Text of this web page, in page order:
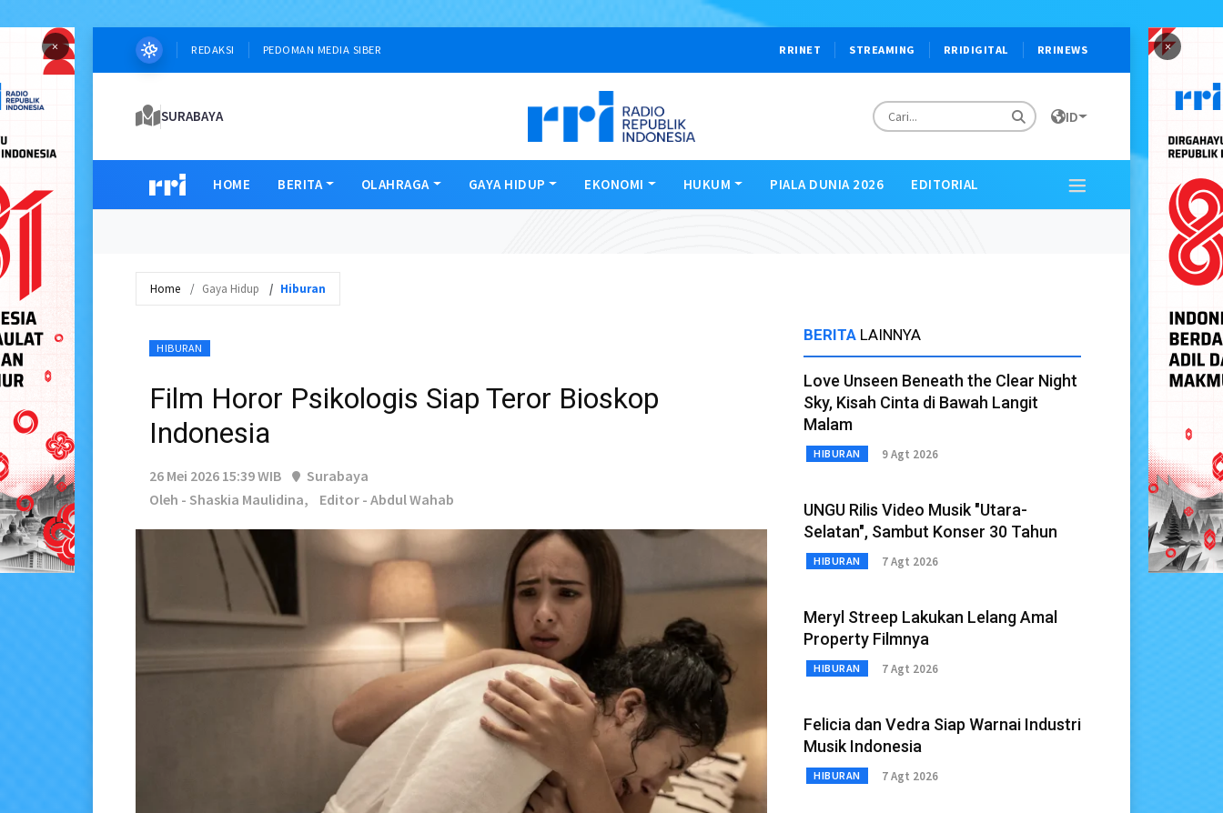
× ×
REDAKSI PEDOMAN MEDIA SIBER RRINET STREAMING RRIDIGITAL RRINEWS
SURABAYA ID
HOME BERITA OLAHRAGA GAYA HIDUP EKONOMI HUKUM PIALA DUNIA 2026 EDITORIAL
Home Gaya Hidup Hiburan
HIBURAN
Film Horor Psikologis Siap Teror Bioskop
Indonesia
26 Mei 2026 15:39 WIB
Surabaya
Oleh - Shaskia Maulidina,
Editor - Abdul Wahab
BERITA LAINNYA
Love Unseen Beneath the Clear Night
Sky, Kisah Cinta di Bawah Langit
Malam
HIBURAN 9 Agt 2026
UNGU Rilis Video Musik "Utara-
Selatan", Sambut Konser 30 Tahun
HIBURAN 7 Agt 2026
Meryl Streep Lakukan Lelang Amal
Property Filmnya
HIBURAN 7 Agt 2026
Felicia dan Vedra Siap Warnai Industri
Musik Indonesia
HIBURAN 7 Agt 2026